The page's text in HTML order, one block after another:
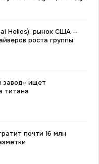
Helios): рынок США —
роста группы
завод» ищет
титана
почти 16 млн